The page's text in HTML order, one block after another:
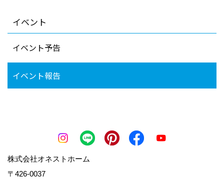
イベント
イベント予告
イベント報告
株式会社オネストホーム
〒426-0037